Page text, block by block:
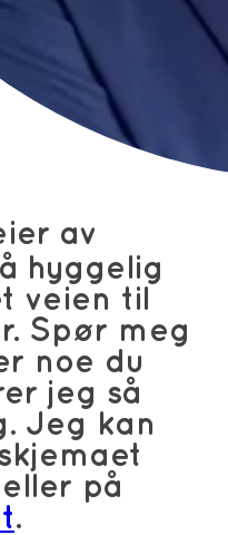
av
hyggelig
veien til
Spør meg
noe du
jeg så
Jeg kan
på
.